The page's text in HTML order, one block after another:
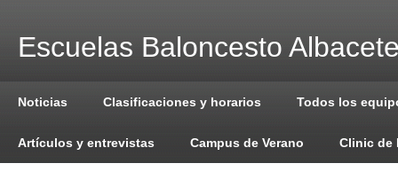
Escuelas Baloncesto
Noticias Clasificaciones y horarios Todos los
Artículos y entrevistas Campus de Verano Clinic de